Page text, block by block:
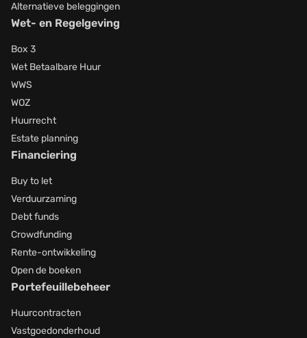
Alternatieve beleggingen
Wet- en Regelgeving
Box 3
Wet Betaalbare Huur
WWS
WOZ
Huurrecht
Estate planning
Financiering
Buy to let
Verduurzaming
Debt funds
Crowdfunding
Rente-ontwikkeling
Open de boeken
Portefeuillebeheer
Huurcontracten
Vastgoedonderhoud